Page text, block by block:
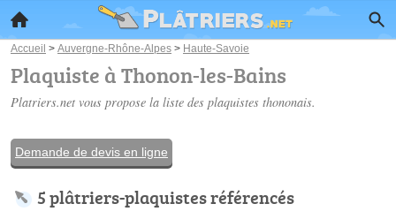
Accueil > Auvergne-Rhône-Alpes > Haute-Savoie
Plaquiste à Thonon-les-Bains
Platriers.net vous propose la liste des plaquistes thononais.
Demande de devis en ligne
5 plâtriers-plaquistes référencés